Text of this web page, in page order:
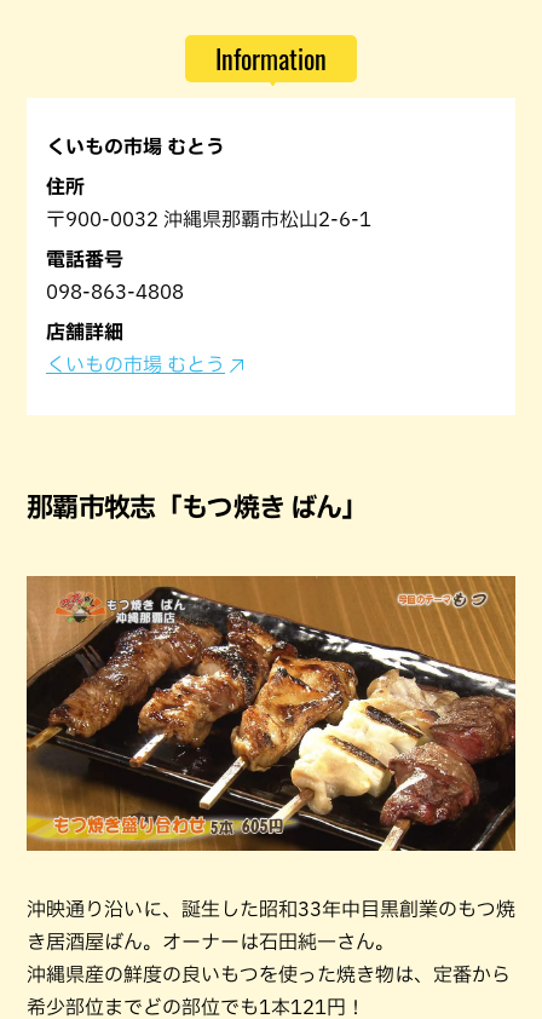
Information
くいもの市場 むとう
住所
〒900-0032 沖縄県那覇市松山2-6-1
電話番号
098-863-4808
店舗詳細
くいもの市場 むとう
那覇市牧志「もつ焼き ばん」
沖映通り沿いに、誕生した昭和33年中目黒創業のもつ焼
き居酒屋ばん。オーナーは石田純一さん。
沖縄県産の鮮度の良いもつを使った焼き物は、定番から
希少部位までどの部位でも1本121円！